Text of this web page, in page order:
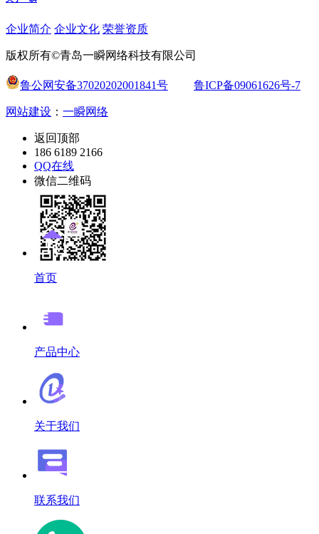
企业简介 企业文化 荣誉资质
版权所有©青岛一瞬网络科技有限公司
鲁公网安备37020202001841号 鲁ICP备09061626号-7
网站建设 ： 一瞬网络
返回顶部
186 6189 2166
QQ在线
微信二维码
首页
产品中心
关于我们
联系我们